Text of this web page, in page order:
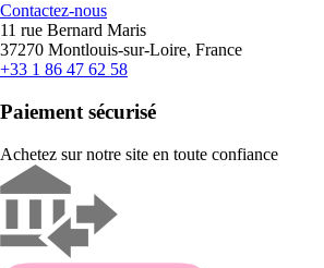
Contactez-nous
11 rue Bernard Maris
37270 Montlouis-sur-Loire, France
+33 1 86 47 62 58
Paiement sécurisé
Achetez sur notre site en toute confiance